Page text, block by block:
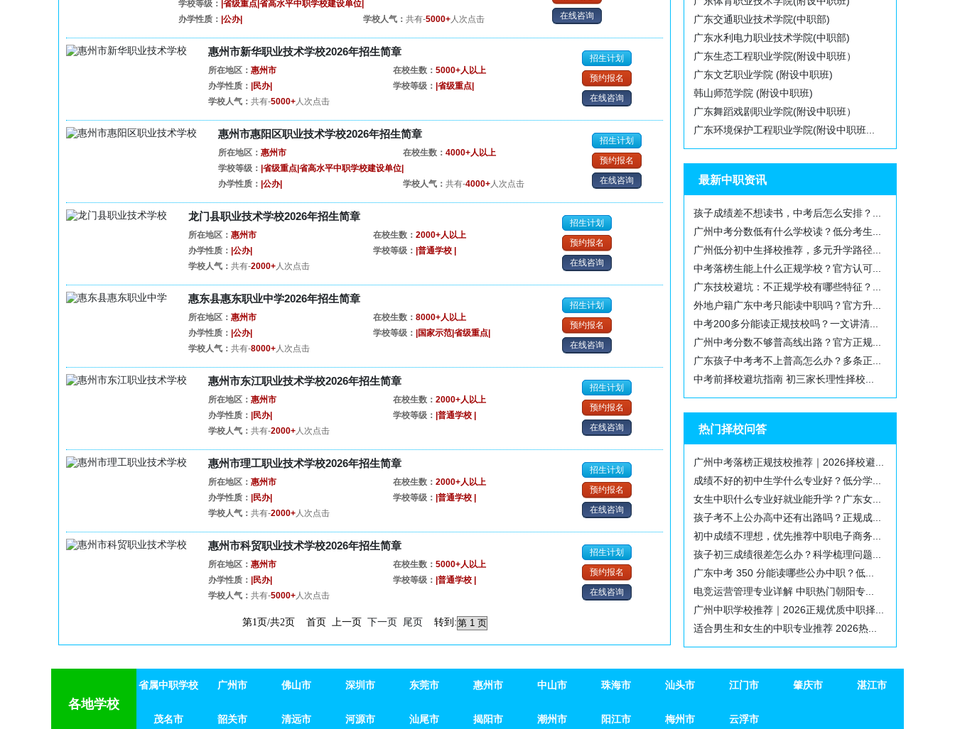
学校等级： |省级重点|省高水平中职学校建设单位|
办学性质： |公办| 学校人气： 共有-5000+人次点击
在线咨询
惠州市新华职业技术学校2026年招生简章
在校生数： 5000+人以上
所在地区： 惠州市
学校等级： |省级重点|
办学性质：
|民办|
学校人气： 共有-5000+人次点击
招生计划
预约报名
在线咨询
惠州市惠阳区职业技术学校2026年招生简章
在校生数： 4000+人以上
所在地区： 惠州市
学校等级： |省级重点|省高水平中职学校建设单位|
办学性质： |公办| 学校人气： 共有-4000+人次点击
招生计划
预约报名
在线咨询
龙门县职业技术学校2026年招生简章
在校生数： 2000+人以上
所在地区： 惠州市
学校等级： |普通学校 |
办学性质： |公办|
学校人气： 共有-2000+人次点击
招生计划
预约报名
在线咨询
惠东县惠东职业中学2026年招生简章
在校生数： 8000+人以上
所在地区： 惠州市
学校等级：
|国家示范|省级重点|
办学性质： |公办|
学校人气： 共有-8000+人次点击
招生计划
预约报名
在线咨询
惠州市东江职业技术学校2026年招生简章
在校生数： 2000+人以上
所在地区： 惠州市
学校等级： |普通学校 |
办学性质：
|民办|
学校人气： 共有-2000+人次点击
招生计划
预约报名
在线咨询
惠州市理工职业技术学校2026年招生简章
在校生数： 2000+人以上
所在地区： 惠州市
学校等级： |普通学校 |
办学性质：
|民办|
学校人气： 共有-2000+人次点击
招生计划
预约报名
在线咨询
惠州市科贸职业技术学校2026年招生简章
在校生数： 5000+人以上
所在地区： 惠州市
学校等级： |普通学校 |
办学性质：
|民办|
学校人气： 共有-5000+人次点击
招生计划
预约报名
在线咨询
第1页/共2页 首页 上一页 下一页 尾页 转到:
广东交通职业技术学院(中职部)
广东水利电力职业技术学院(中职部)
广东生态工程职业学院(附设中职班）
广东文艺职业学院 (附设中职班)
韩山师范学院 (附设中职班)
广东舞蹈戏剧职业学院(附设中职班）
广东环境保护工程职业学院(附设中职班...
最新中职资讯
孩子成绩差不想读书，中考后怎么安排？...
广州中考分数低有什么学校读？低分考生...
广州低分初中生择校推荐，多元升学路径...
中考落榜生能上什么正规学校？官方认可...
广东技校避坑：不正规学校有哪些特征？...
外地户籍广东中考只能读中职吗？官方升...
中考200多分能读正规技校吗？一文讲清...
广州中考分数不够普高线出路？官方正规...
广东孩子中考考不上普高怎么办？多条正...
中考前择校避坑指南 初三家长理性择校...
热门择校问答
广州中考落榜正规技校推荐｜2026择校避...
成绩不好的初中生学什么专业好？低分学...
女生中职什么专业好就业能升学？广东女...
孩子考不上公办高中还有出路吗？正规成...
初中成绩不理想，优先推荐中职电子商务...
孩子初三成绩很差怎么办？科学梳理问题...
广东中考 350 分能读哪些公办中职？低...
电竞运营管理专业详解 中职热门朝阳专...
广州中职学校推荐｜2026正规优质中职择...
适合男生和女生的中职专业推荐 2026热...
各地学校
省属中职学校 广州市 佛山市 深圳市 东莞市 惠州市 中山市 珠海市 汕头市 江门市 肇庆市 湛江市
茂名市
茂名市
韶关市
韶关市
清远市
清远市
河源市
河源市
汕尾市
汕尾市
揭阳市
揭阳市
潮州市
潮州市
阳江市
阳江市
梅州市
梅州市
云浮市
云浮市